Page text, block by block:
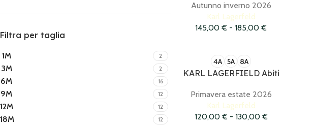
Filtra per taglia
1M 2
3M 2
6M 16
9M 12
12M 12
18M 12
Autunno inverno 2026
Karl Lagerfeld
145,00 € - 185,00 €
4A 5A 8A
KARL LAGERFIELD Abiti
Primavera estate 2026
Karl Lagerfeld
120,00 € - 130,00 €